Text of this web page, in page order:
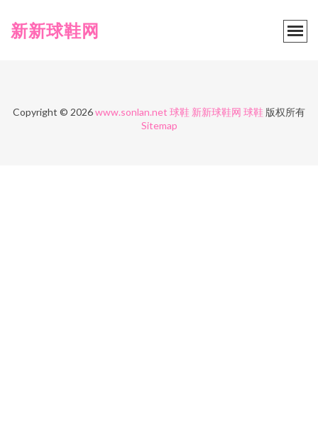
新新球鞋网
Copyright © 2026www.sonlan.net 球鞋 新新球鞋网 球鞋 版权所有
Sitemap